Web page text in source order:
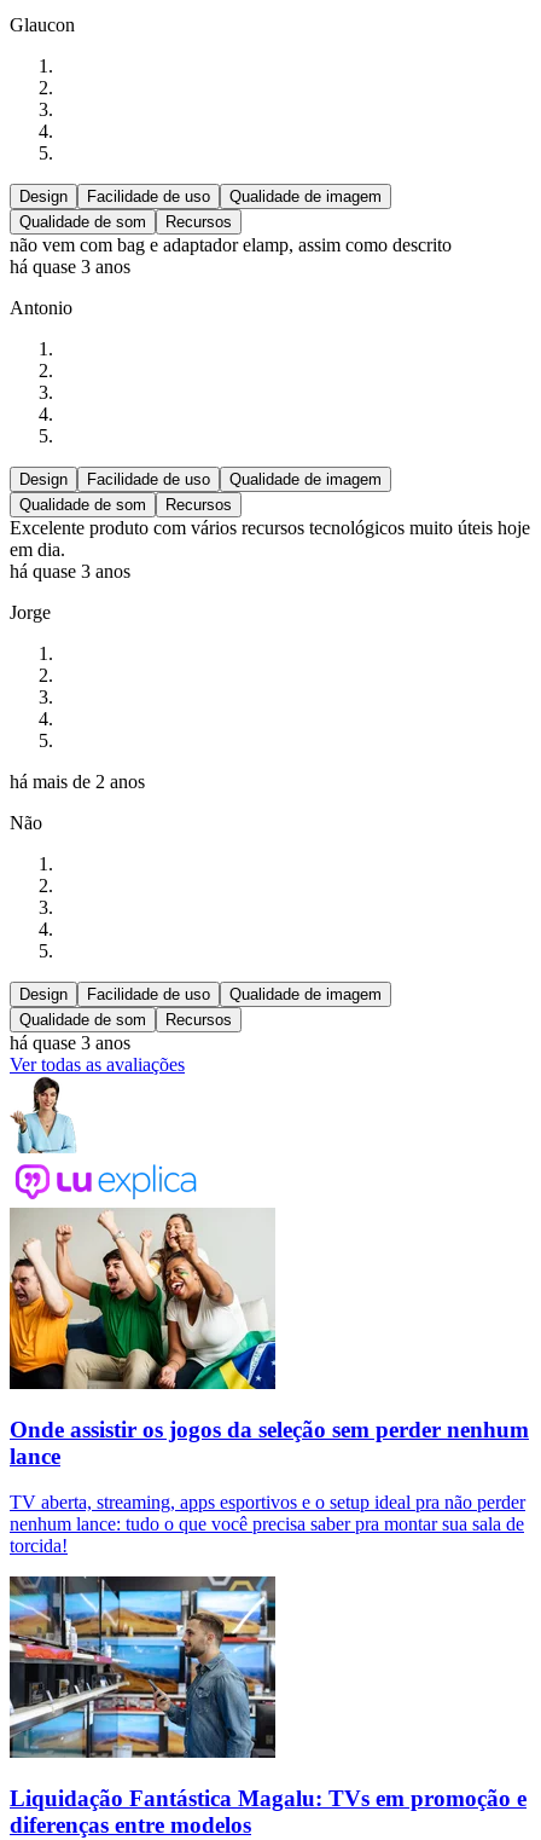
Glaucon
Design Facilidade de uso
Qualidade de imagem
Qualidade de som
Recursos
não vem com bag e adaptador elamp, assim como descrito
há quase 3 anos
Antonio
Design Facilidade de uso
Qualidade de imagem
Qualidade de som
Recursos
Excelente produto com vários recursos tecnológicos muito úteis hoje
em dia.
há quase 3 anos
Jorge
há mais de 2 anos
Não
Design Facilidade de uso
Qualidade de imagem
Qualidade de som
Recursos
há quase 3 anos
Ver todas as avaliações
Onde assistir os jogos da seleção sem perder nenhum
lance
TV aberta, streaming, apps esportivos e o setup ideal pra não perder
nenhum lance: tudo o que você precisa saber pra montar sua sala de
torcida!
Liquidação Fantástica Magalu: TVs em promoção e
diferenças entre modelos